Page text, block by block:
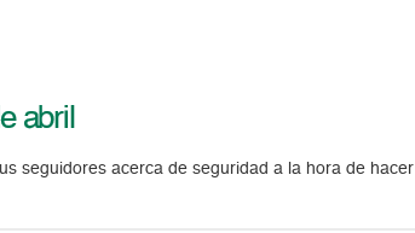
abril
seguidores acerca de seguridad a la hora de hacer